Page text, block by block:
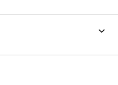
mắt sớm hơn thường lệ,